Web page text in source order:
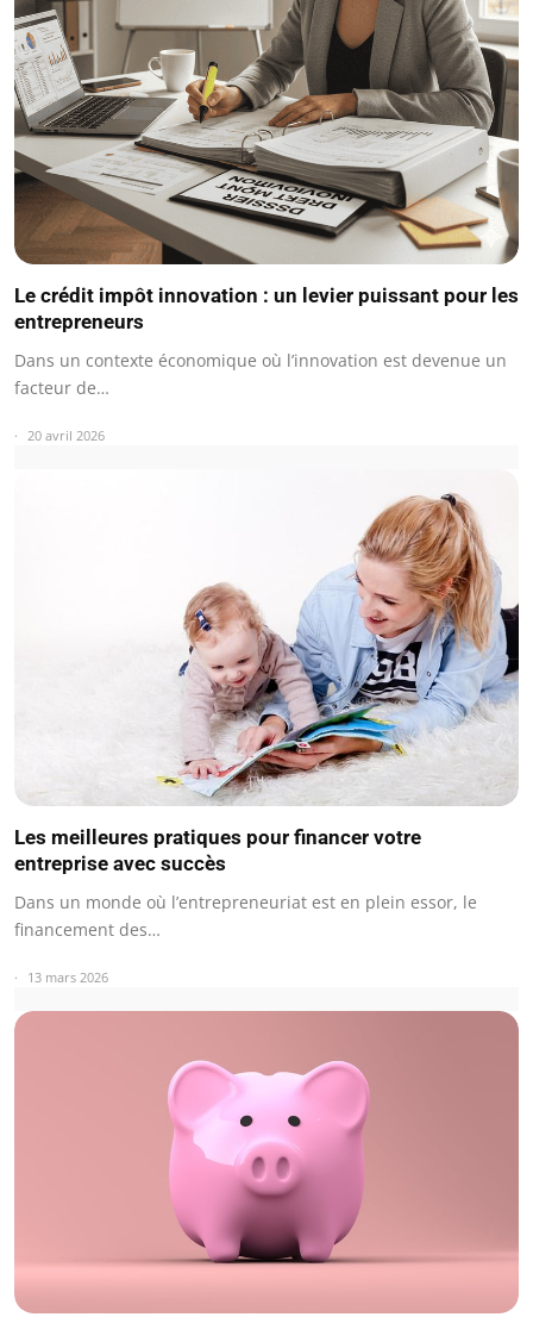
Le crédit impôt innovation : un levier puissant pour les
entrepreneurs
Dans un contexte économique où l’innovation est devenue un
facteur de…
20 avril 2026
Les meilleures pratiques pour financer votre
entreprise avec succès
Dans un monde où l’entrepreneuriat est en plein essor, le
financement des…
13 mars 2026